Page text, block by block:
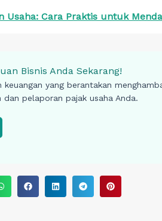
Usaha: Cara Praktis untuk
Bisnis Anda Sekarang!
keuangan yang berantakan
pelaporan pajak usaha Anda.
S
h
S
h
S
h
S
h
S
h